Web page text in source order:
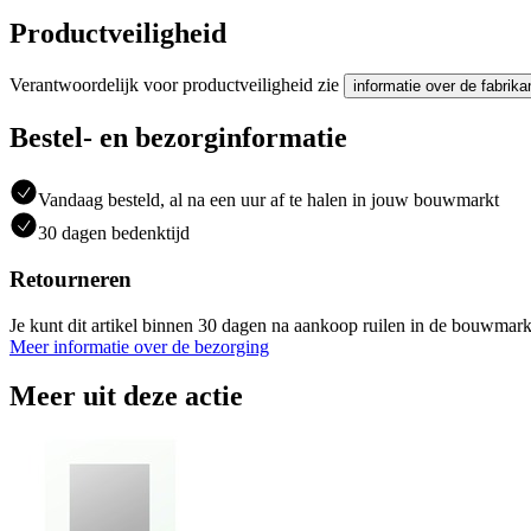
Productveiligheid
Verantwoordelijk voor productveiligheid zie informatie over de
Bestel- en bezorginformatie
Vandaag besteld, al na een uur af te halen in jouw bouwmarkt
30 dagen bedenktijd
Retourneren
Je kunt dit artikel binnen 30 dagen na aankoop ruilen in de
Meer informatie over de bezorging
Meer uit deze actie